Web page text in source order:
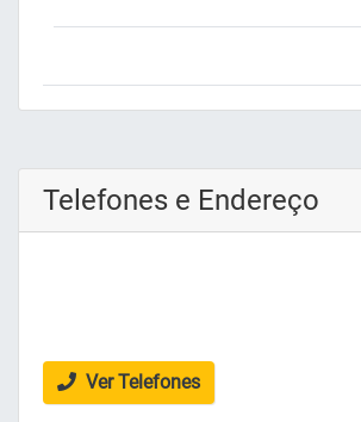
Telefones e Endereço
Ver Telefones